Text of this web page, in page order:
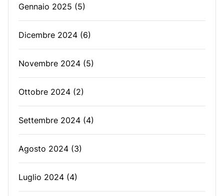
Gennaio 2025 (5)
Dicembre 2024 (6)
Novembre 2024 (5)
Ottobre 2024 (2)
Settembre 2024 (4)
Agosto 2024 (3)
Luglio 2024 (4)